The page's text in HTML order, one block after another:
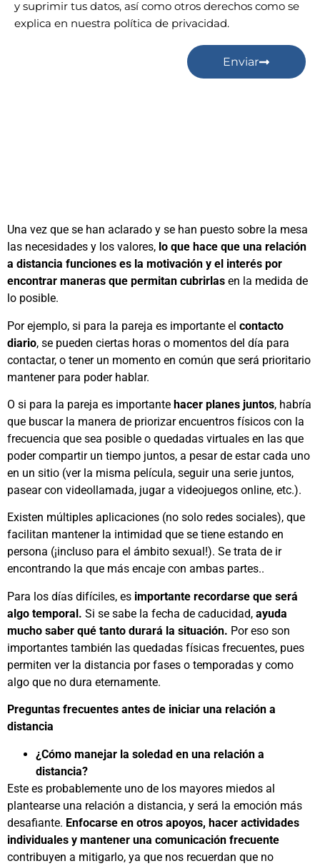
y suprimir tus datos, así como otros derechos como se
explica en nuestra política de privacidad.
Enviar
Una vez que se han aclarado y se han puesto sobre la mesa
las necesidades y los valores, lo que hace que una relación
a distancia funciones es la motivación y el interés por
encontrar maneras que permitan cubrirlas en la medida de
lo posible.
Por ejemplo, si para la pareja es importante el contacto
diario, se pueden ciertas horas o momentos del día para
contactar, o tener un momento en común que será prioritario
mantener para poder hablar.
O si para la pareja es importante hacer planes juntos, habría
que buscar la manera de priorizar encuentros físicos con la
frecuencia que sea posible o quedadas virtuales en las que
poder compartir un tiempo juntos, a pesar de estar cada uno
en un sitio (ver la misma película, seguir una serie juntos,
pasear con videollamada, jugar a videojuegos online, etc.).
Existen múltiples aplicaciones (no solo redes sociales), que
facilitan mantener la intimidad que se tiene estando en
persona (¡incluso para el ámbito sexual!). Se trata de ir
encontrando la que más encaje con ambas partes..
Para los días difíciles, es importante recordarse que será
algo temporal. Si se sabe la fecha de caducidad, ayuda
mucho saber qué tanto durará la situación. Por eso son
importantes también las quedadas físicas frecuentes, pues
permiten ver la distancia por fases o temporadas y como
algo que no dura eternamente.
Preguntas frecuentes antes de iniciar una relación a
distancia
¿Cómo manejar la soledad en una relación a
distancia?
Este es probablemente uno de los mayores miedos al
plantearse una relación a distancia, y será la emoción más
desafiante. Enfocarse en otros apoyos, hacer actividades
individuales y mantener una comunicación frecuente
contribuyen a mitigarlo, ya que nos recuerdan que no